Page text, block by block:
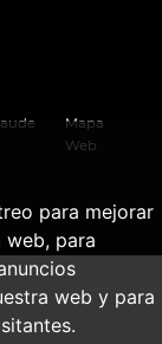
para mejorar
web, para
web y para
Mapa
Web